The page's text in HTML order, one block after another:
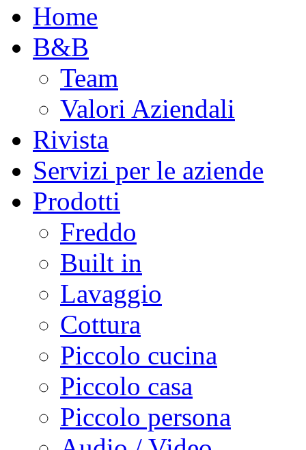
Home
B&B
Team
Valori Aziendali
Rivista
Servizi per le aziende
Prodotti
Freddo
Built in
Lavaggio
Cottura
Piccolo cucina
Piccolo casa
Piccolo persona